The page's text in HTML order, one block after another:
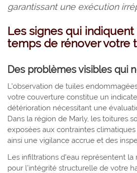
garantissant une exécution
Les signes qui
temps de rénover votre
Des problèmes visibles qui
L'observation de tuiles
votre couverture constitue un
détérioration nécessitant une
Dans la région de Marly, les toitures
exposées aux contraintes
ainsi une vigilance accrue et des
Les infiltrations d'eau représentent la
pour l'intégrité structurelle de votre